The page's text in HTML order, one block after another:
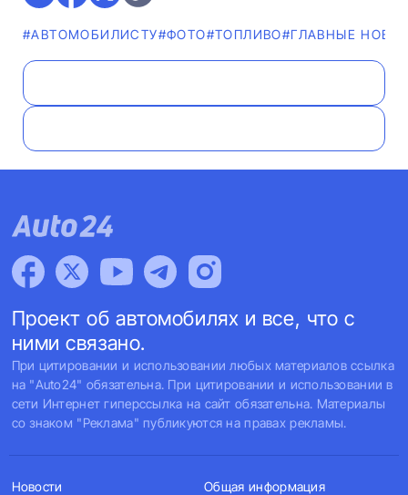
#АВТОМОБИЛИСТУ#ФОТО#ТОПЛИВО#ГЛАВНЫЕ
Проект об автомобилях и все, что с
ними связано.
При цитировании и использовании любых материалов ссылка
на "Auto24" обязательна. При цитировании и использовании в
сети Интернет гиперссылка на сайт обязательна. Материалы
со знаком "Реклама" публикуются на правах рекламы.
Новости Общая информация